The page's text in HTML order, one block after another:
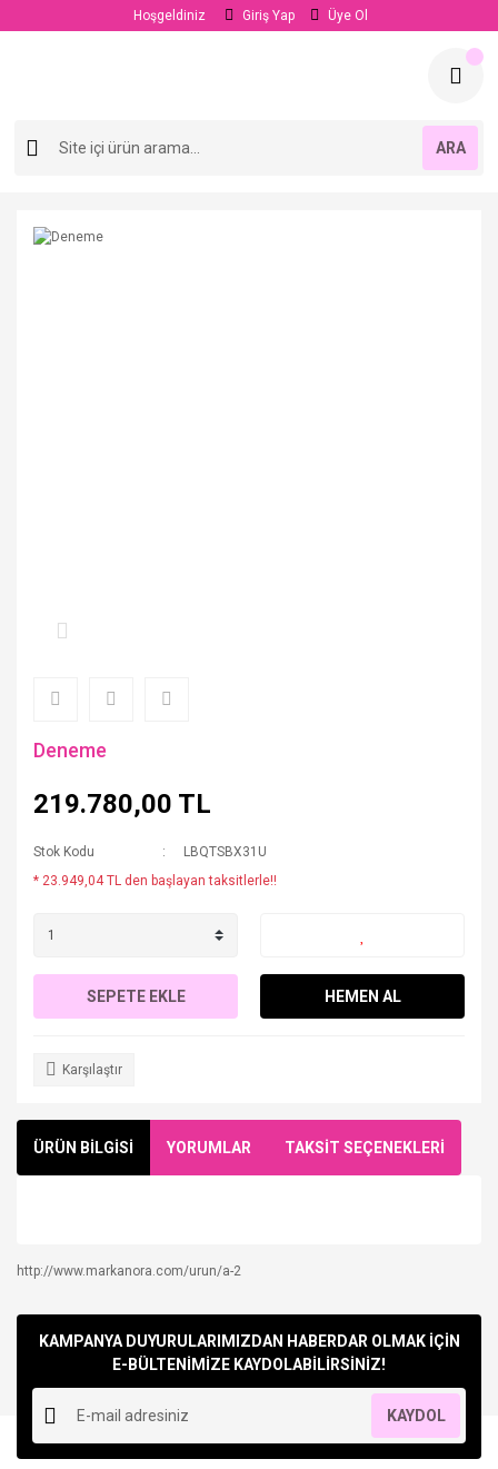
Hoşgeldiniz Giriş Yap Üye Ol
ARA
Deneme
219.780,00 TL
Stok Kodu
LBQTSBX31U
* 23.949,04 TL den başlayan taksitlerle!!
SEPETE EKLE HEMEN AL
Karşılaştır
ÜRÜN BİLGİSİ YORUMLAR TAKSİT SEÇENEKLERİ
Yorum Yaz
http://www.markanora.com/urun/a-2
KAMPANYA DUYURULARIMIZDAN HABERDAR OLMAK İÇİN
E-BÜLTENİMİZE KAYDOLABİLİRSİNİZ!
KAYDOL